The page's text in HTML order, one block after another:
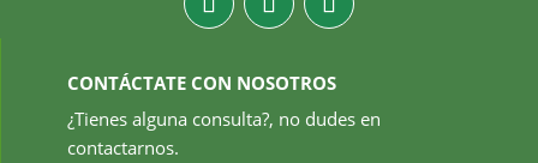
CONTÁCTATE CON NOSOTROS
¿Tienes alguna consulta?, no dudes en
contactarnos.